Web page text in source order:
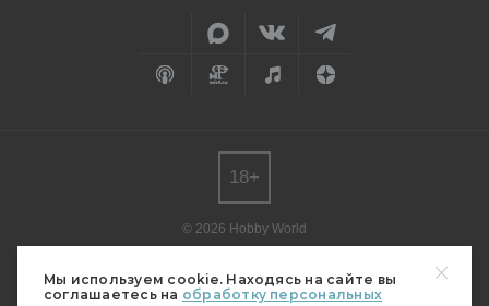
Мы используем cookie. Находясь на сайте вы
соглашаетесь на обработку персональных
© 2026 Hobby World
редакции.
Мнение авторов может не совпадать с мнением редакции.
18+